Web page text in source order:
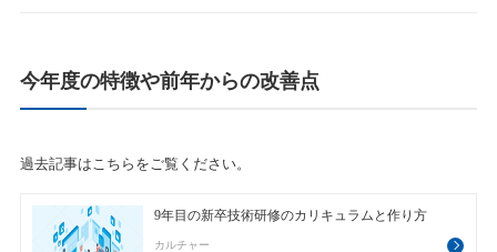
今年度の特徴や前年からの改善点
過去記事はこちらをご覧ください。